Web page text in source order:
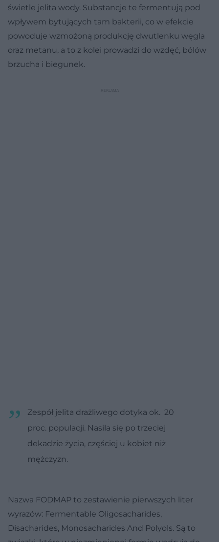
świetle jelita wody. Substancje te fermentują pod
wpływem bytujących tam bakterii, co w efekcie
powoduje wzmożoną produkcję dwutlenku węgla
oraz metanu, a to z kolei prowadzi do wzdęć, bólów
brzucha i biegunek.
Zespół jelita drażliwego dotyka ok. 20
proc. populacji. Nasila się po trzeciej
dekadzie życia, częściej u kobiet niż
mężczyzn.
Nazwa FODMAP to zestawienie pierwszych liter
wyrazów: Fermentable Oligosacharides,
Disacharides, Monosacharides And Polyols. Są to